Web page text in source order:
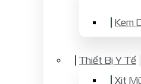
Kem
Thiết Bị Y Tế
Xịt